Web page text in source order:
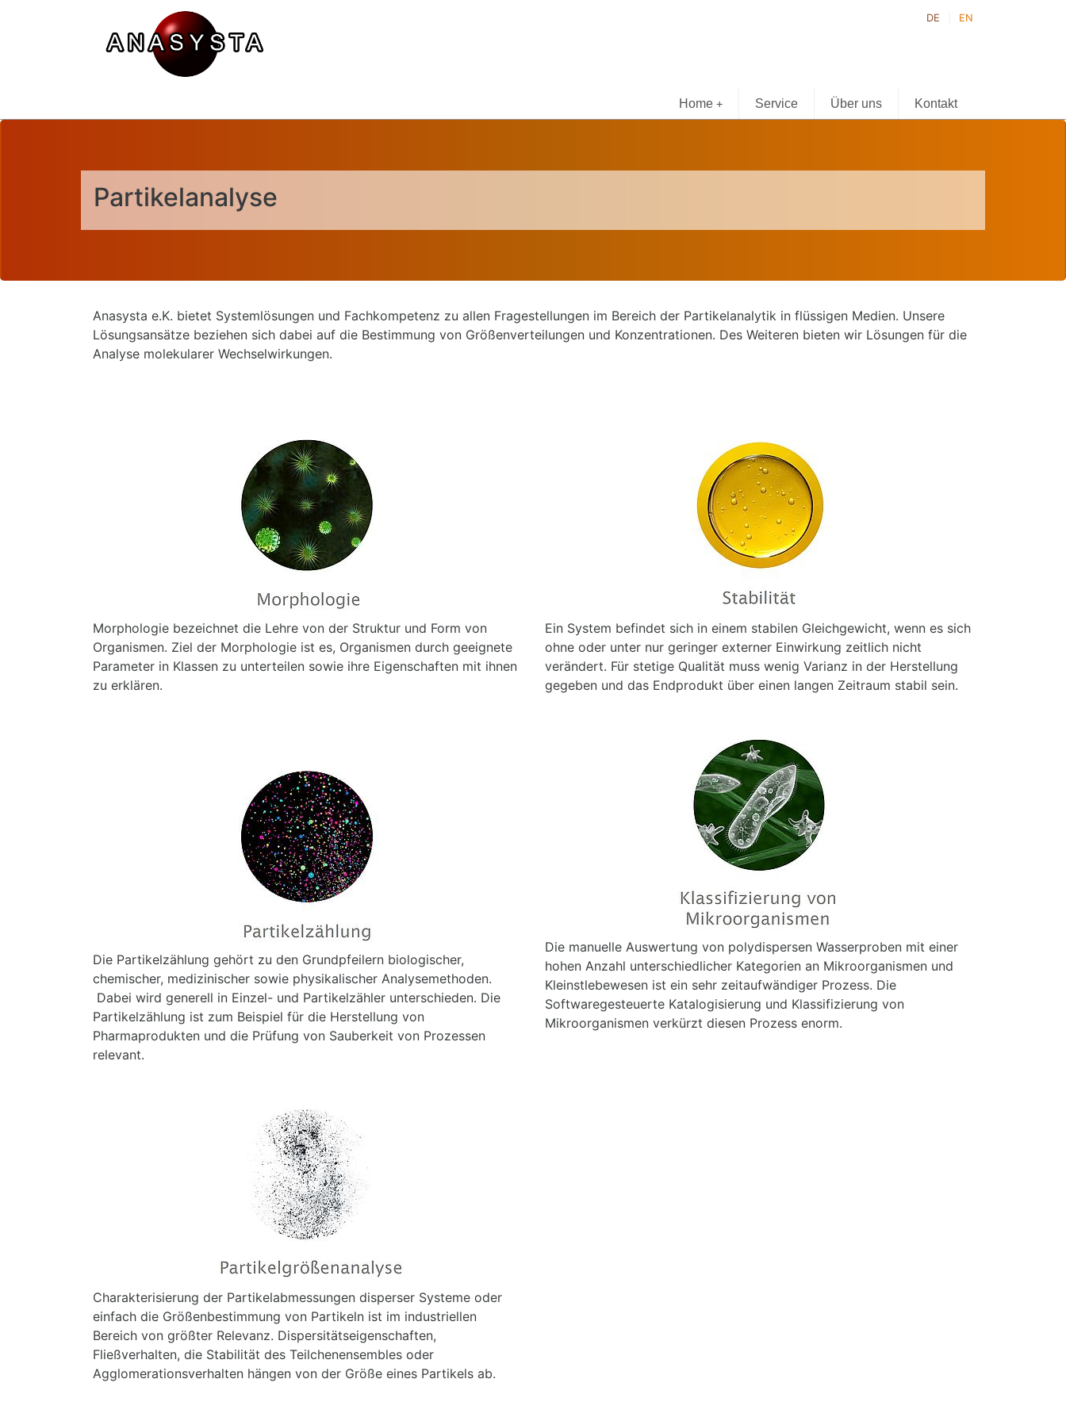
DE EN
+
Home Service Über uns Kontakt
Partikelanalyse
Anasysta e.K. bietet Systemlösungen und Fachkompetenz zu allen Fragestellungen im Bereich der Partikelanalytik in flüssigen Medien. Unsere
Lösungsansätze beziehen sich dabei auf die Bestimmung von Größenverteilungen und Konzentrationen. Des Weiteren bieten wir Lösungen für die
Analyse molekularer Wechselwirkungen.
Morphologie bezeichnet die Lehre von der Struktur und Form von
Organismen. Ziel der Morphologie ist es, Organismen durch geeignete
Parameter in Klassen zu unterteilen sowie ihre Eigenschaften mit ihnen
zu erklären.
Die Partikelzählung gehört zu den Grundpfeilern biologischer,
chemischer, medizinischer sowie physikalischer Analysemethoden.
Dabei wird generell in Einzel- und Partikelzähler unterschieden. Die
Partikelzählung ist zum Beispiel für die Herstellung von
Pharmaprodukten und die Prüfung von Sauberkeit von Prozessen
relevant.
Charakterisierung der Partikelabmessungen disperser Systeme oder
einfach die Größenbestimmung von Partikeln ist im industriellen
Bereich von größter Relevanz. Dispersitätseigenschaften,
Fließverhalten, die Stabilität des Teilchenensembles oder
Agglomerationsverhalten hängen von der Größe eines Partikels ab.
Ein System befindet sich in einem stabilen Gleichgewicht, wenn es sich
ohne oder unter nur geringer externer Einwirkung zeitlich nicht
verändert. Für stetige Qualität muss wenig Varianz in der Herstellung
gegeben und das Endprodukt über einen langen Zeitraum stabil sein.
Die manuelle Auswertung von polydispersen Wasserproben mit einer
hohen Anzahl unterschiedlicher Kategorien an Mikroorganismen und
Kleinstlebewesen ist ein sehr zeitaufwändiger Prozess. Die
Softwaregesteuerte Katalogisierung und Klassifizierung von
Mikroorganismen verkürzt diesen Prozess enorm.